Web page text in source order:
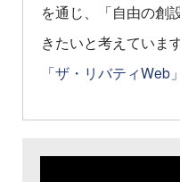
を通じ、「自由の創
きたいと考えています
「ザ・リバティWeb